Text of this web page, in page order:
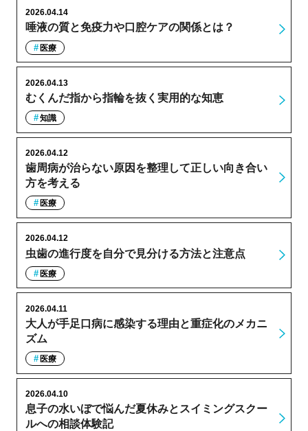
唾液の質と免疫力や口腔ケアの関係とは？
2026.04.14
医療
むくんだ指から指輪を抜く実用的な知恵
2026.04.13
知識
歯周病が治らない原因を整理して正しい向き合い
方を考える
2026.04.12
医療
虫歯の進行度を自分で見分ける方法と注意点
2026.04.12
医療
大人が手足口病に感染する理由と重症化のメカニ
ズム
2026.04.11
医療
息子の水いぼで悩んだ夏休みとスイミングスクー
ルへの相談体験記
2026.04.10